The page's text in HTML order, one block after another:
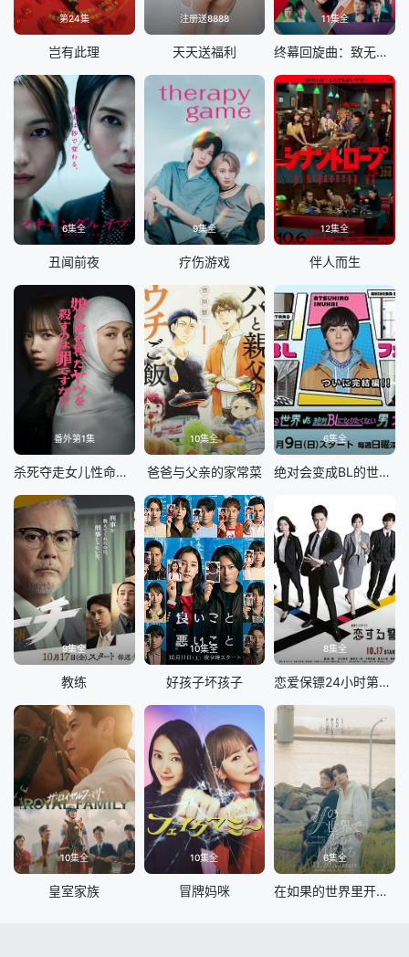
第24集
岂有此理
注册送8888
天天送福利
11集全
终幕回旋曲：致无法再见的你
6集全
丑闻前夜
9集全
疗伤游戏
12集全
伴人而生
番外第1集
杀死夺走女儿性命的人是罪吗？
10集全
爸爸与父亲的家常菜
6集全
绝对会变成BL的世界VS绝不想变成BL的男人最终章
9集全
教练
10集全
好孩子坏孩子
8集全
恋爱保镖24小时第二季
10集全
皇室家族
10集全
冒牌妈咪
6集全
在如果的世界里开始恋爱